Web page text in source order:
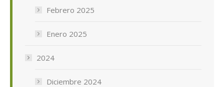
Febrero 2025
Enero 2025
2024
Diciembre 2024